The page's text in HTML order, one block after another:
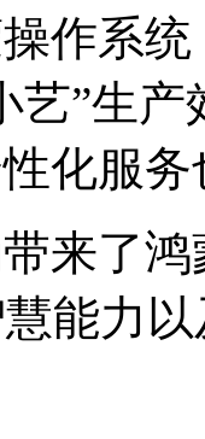
作系
艺”生
化服
了鸿
能力